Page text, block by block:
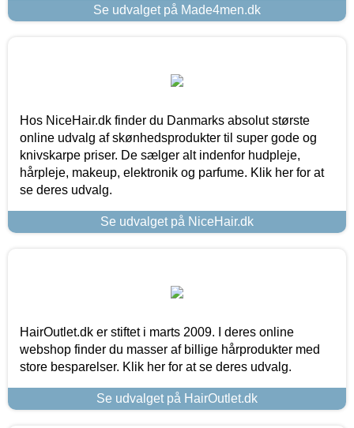
Se udvalget på Made4men.dk
Hos NiceHair.dk finder du Danmarks absolut største
online udvalg af skønhedsprodukter til super gode og
knivskarpe priser. De sælger alt indenfor hudpleje,
hårpleje, makeup, elektronik og parfume. Klik her for at
se deres udvalg.
Se udvalget på NiceHair.dk
HairOutlet.dk er stiftet i marts 2009. I deres online
webshop finder du masser af billige hårprodukter med
store besparelser. Klik her for at se deres udvalg.
Se udvalget på HairOutlet.dk